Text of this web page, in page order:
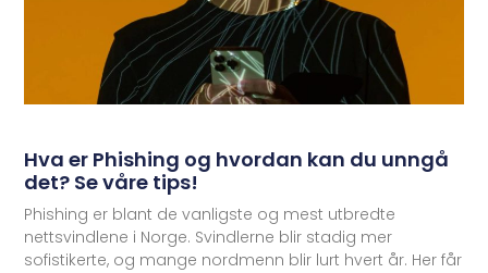
Hva er Phishing og hvordan kan du unngå
det? Se våre tips!
Phishing er blant de vanligste og mest utbredte
nettsvindlene i Norge. Svindlerne blir stadig mer
sofistikerte, og mange nordmenn blir lurt hvert år. Her får